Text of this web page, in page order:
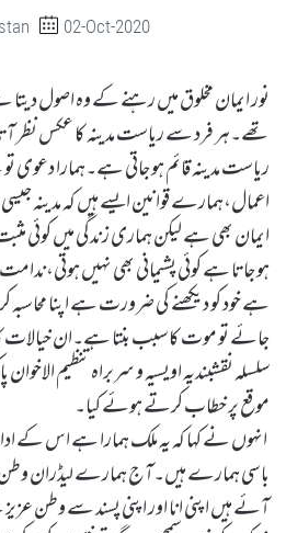
02-Oct-2020
نور ایمان مخلوق میں رہنے کے وہ اصول دیتا
تھے۔ہر فرد سے ریاست مدینہ کا عکس نظر
ریاست مدینہ قائم ہو جاتی ہے۔ہمارا دعوی
اعمال،ہمارے قوانین ایسے ہیں کہ مدینہ
ایمان بھی ہے لیکن ہماری زندگی میں کوئی
ہو جاتا ہے کوئی پشیمانی بھی نہیں
ہے خود کو دیکھنے کی ضرورت ہے اپنا
جائے تو موت کا سبب بنتا ہے۔ان خیالات کا
سلسلہ نقشبندیہ اویسیہ و سربراہ تنظیم
موقع پر خطاب کرتے ہوئے کیا۔
انہوں نے کہا کہ یہ ملک ہمارا ہے اس
باسی ہمارے ہیں۔آج ہمارے لیڈران
آئے ہیں اپنی انا اور اپنی پسند سے وطن